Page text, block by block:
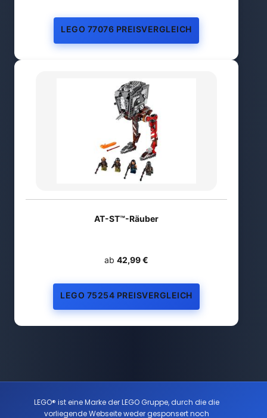
LEGO 77076 PREISVERGLEICH
AT-ST™-Räuber
ab 42,99 €
LEGO 75254 PREISVERGLEICH
LEGO® ist eine Marke der LEGO Gruppe, durch die die
vorliegende Webseite weder gesponsert noch